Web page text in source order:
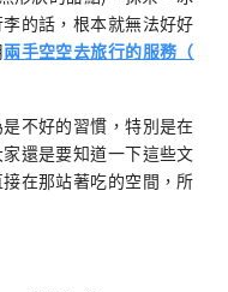
的話，根本就無法好好
兩手空空去旅行的服務（
不好的習慣，特別是在
還是要知道一下這些文
在那站著吃的空間，所